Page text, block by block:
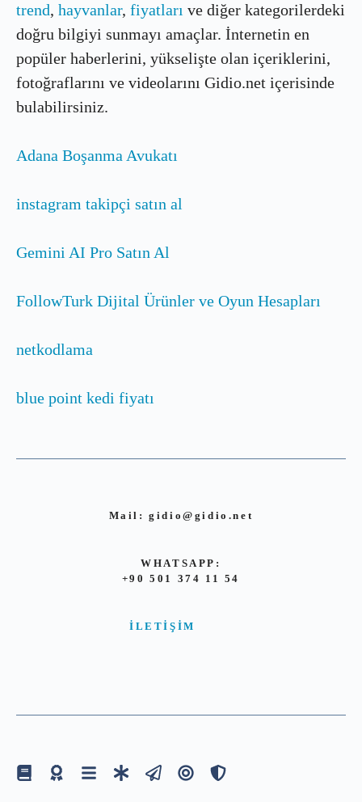
trend, hayvanlar, fiyatları ve diğer kategorilerdeki
doğru bilgiyi sunmayı amaçlar. İnternetin en
popüler haberlerini, yükselişte olan içeriklerini,
fotoğraflarını ve videolarını Gidio.net içerisinde
bulabilirsiniz.
Adana Boşanma Avukatı
instagram takipçi satın al
Gemini AI Pro Satın Al
FollowTurk Dijital Ürünler ve Oyun Hesapları
netkodlama
blue point kedi fiyatı
Mail: gidio@gidio.net
WHATSAPP:
+90 501 374 11 54
İLETIŞIM